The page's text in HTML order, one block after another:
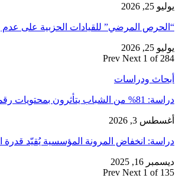
يوليو 25, 2026
“الحرص المرضي” للقيادات الحزبية على عدم
يوليو 25, 2026
Prev Next 1 of 284
أبحاث ودراسات
دراسة: 81% من الشباب يتأثرون بمحتويات رقمية تشجع على…
أغسطس 3, 2026
دراسة: انخفاض المرونة المؤسسية يُقيّد
ديسمبر 16, 2025
Prev Next 1 of 135